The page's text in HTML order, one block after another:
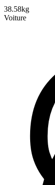
38.58kg
Voiture